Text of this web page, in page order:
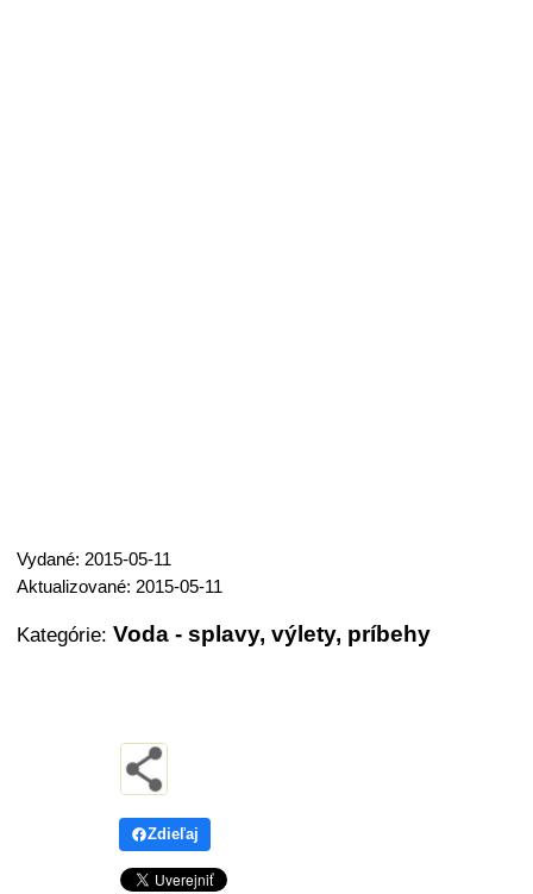
Vydané: 2015-05-11
Aktualizované: 2015-05-11
Kategórie: Voda - splavy, výlety, príbehy
Zdieľaj